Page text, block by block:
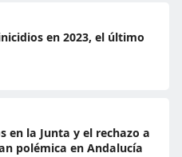
en 2023, el último
en la Junta y el rechazo a
polémica en Andalucía